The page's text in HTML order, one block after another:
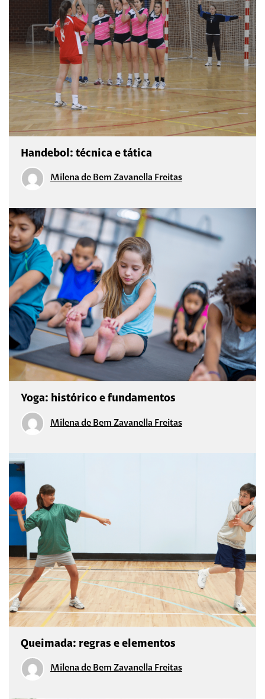
Handebol: técnica e tática
Milena de Bem Zavanella Freitas
Yoga: histórico e fundamentos
Milena de Bem Zavanella Freitas
Queimada: regras e elementos
Milena de Bem Zavanella Freitas